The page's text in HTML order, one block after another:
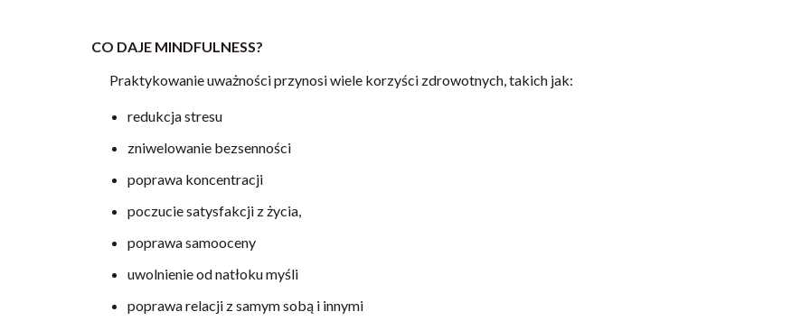
CO DAJE MINDFULNESS?
Praktykowanie uważności przynosi wiele korzyści zdrowotnych, takich jak:
redukcja stresu
zniwelowanie bezsenności
poprawa koncentracji
poczucie satysfakcji z życia,
poprawa samooceny
uwolnienie od natłoku myśli
poprawa relacji z samym sobą i innymi